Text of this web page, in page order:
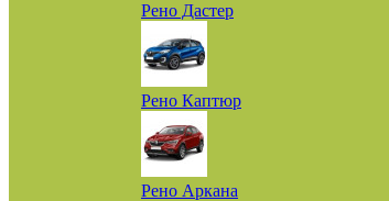
Рено Дастер
Рено Каптюр
Рено Аркана